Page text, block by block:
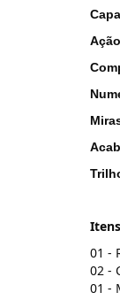
01 -
02 -
01 -